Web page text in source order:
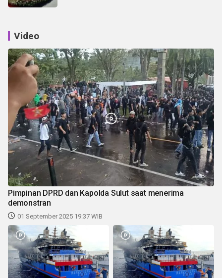
Video
Pimpinan DPRD dan Kapolda Sulut saat menerima
demonstran
01 September 2025 19:37 WIB